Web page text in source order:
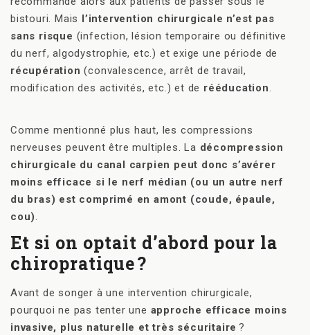
bistouri. Mais l’intervention chirurgicale n’est pas
sans risque (infection, lésion temporaire ou définitive
du nerf, algodystrophie, etc.) et exige une période de
récupération (convalescence, arrêt de travail,
modification des activités, etc.) et de rééducation
Comme mentionné plus haut, les compressions
nerveuses peuvent être multiples. La décompression
chirurgicale du canal carpien peut donc s’avérer
moins efficace si le nerf médian (ou un autre nerf
du bras) est comprimé en amont (coude, épaule,
cou).
Et si on optait d’abord pour la
chiropratique?
Avant de songer à une intervention chirurgicale,
pourquoi ne pas tenter une approche efficace moins
invasive, plus naturelle et très sécuritaire ?